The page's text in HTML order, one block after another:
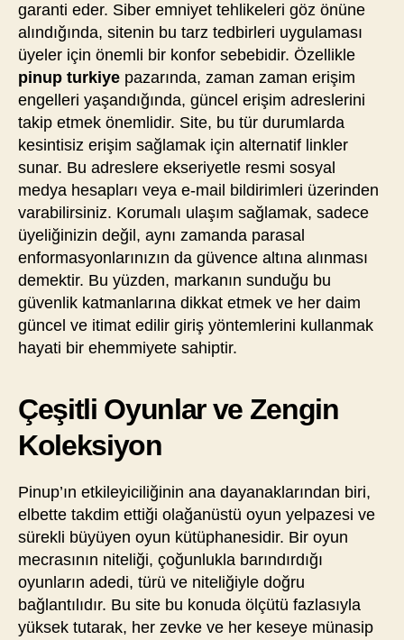
garanti eder. Siber emniyet tehlikeleri göz önüne
alındığında, sitenin bu tarz tedbirleri uygulaması
üyeler için önemli bir konfor sebebidir. Özellikle
pinup turkiye pazarında, zaman zaman erişim
engelleri yaşandığında, güncel erişim adreslerini
takip etmek önemlidir. Site, bu tür durumlarda
kesintisiz erişim sağlamak için alternatif linkler
sunar. Bu adreslere ekseriyetle resmi sosyal
medya hesapları veya e-mail bildirimleri üzerinden
varabilirsiniz. Korumalı ulaşım sağlamak, sadece
üyeliğinizin değil, aynı zamanda parasal
enformasyonlarınızın da güvence altına alınması
demektir. Bu yüzden, markanın sunduğu bu
güvenlik katmanlarına dikkat etmek ve her daim
güncel ve itimat edilir giriş yöntemlerini kullanmak
hayati bir ehemmiyete sahiptir.
Çeşitli Oyunlar ve Zengin
Koleksiyon
Pinup’ın etkileyiciliğinin ana dayanaklarından biri,
elbette takdim ettiği olağanüstü oyun yelpazesi ve
sürekli büyüyen oyun kütüphanesidir. Bir oyun
mecrasının niteliği, çoğunlukla barındırdığı
oyunların adedi, türü ve niteliğiyle doğru
bağlantılıdır. Bu site bu konuda ölçütü fazlasıyla
yüksek tutarak, her zevke ve her keseye münasip